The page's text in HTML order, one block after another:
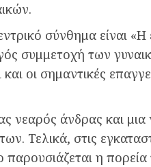
σύνθημα είναι
συμμετοχή των
οι σημαντικές
νεαρός άνδρας και
Τελικά, στις
παρουσιάζεται η